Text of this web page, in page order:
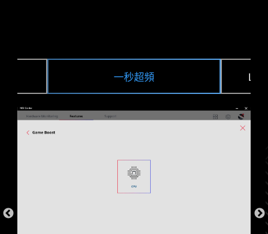
一秒超頻